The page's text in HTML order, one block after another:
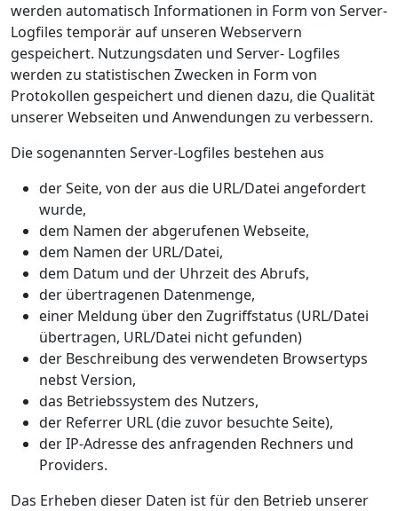
werden automatisch Informationen in Form von Server-
Logfiles temporär auf unseren Webservern
gespeichert. Nutzungsdaten und Server- Logfiles
werden zu statistischen Zwecken in Form von
Protokollen gespeichert und dienen dazu, die Qualität
unserer Webseiten und Anwendungen zu verbessern.
Die sogenannten Server-Logfiles bestehen aus
der Seite, von der aus die URL/Datei angefordert
wurde,
dem Namen der abgerufenen Webseite,
dem Namen der URL/Datei,
dem Datum und der Uhrzeit des Abrufs,
der übertragenen Datenmenge,
einer Meldung über den Zugriffstatus (URL/Datei
übertragen, URL/Datei nicht gefunden)
der Beschreibung des verwendeten Browsertyps
nebst Version,
das Betriebssystem des Nutzers,
der Referrer URL (die zuvor besuchte Seite),
der IP-Adresse des anfragenden Rechners und
Providers.
Das Erheben dieser Daten ist für den Betrieb unserer